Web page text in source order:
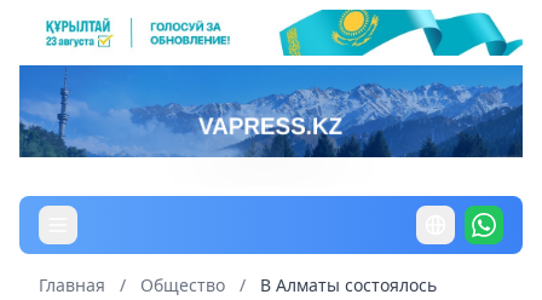
Главная / Общество /
В Алматы состоялось